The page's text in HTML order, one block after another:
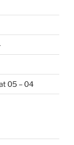
05 – 04